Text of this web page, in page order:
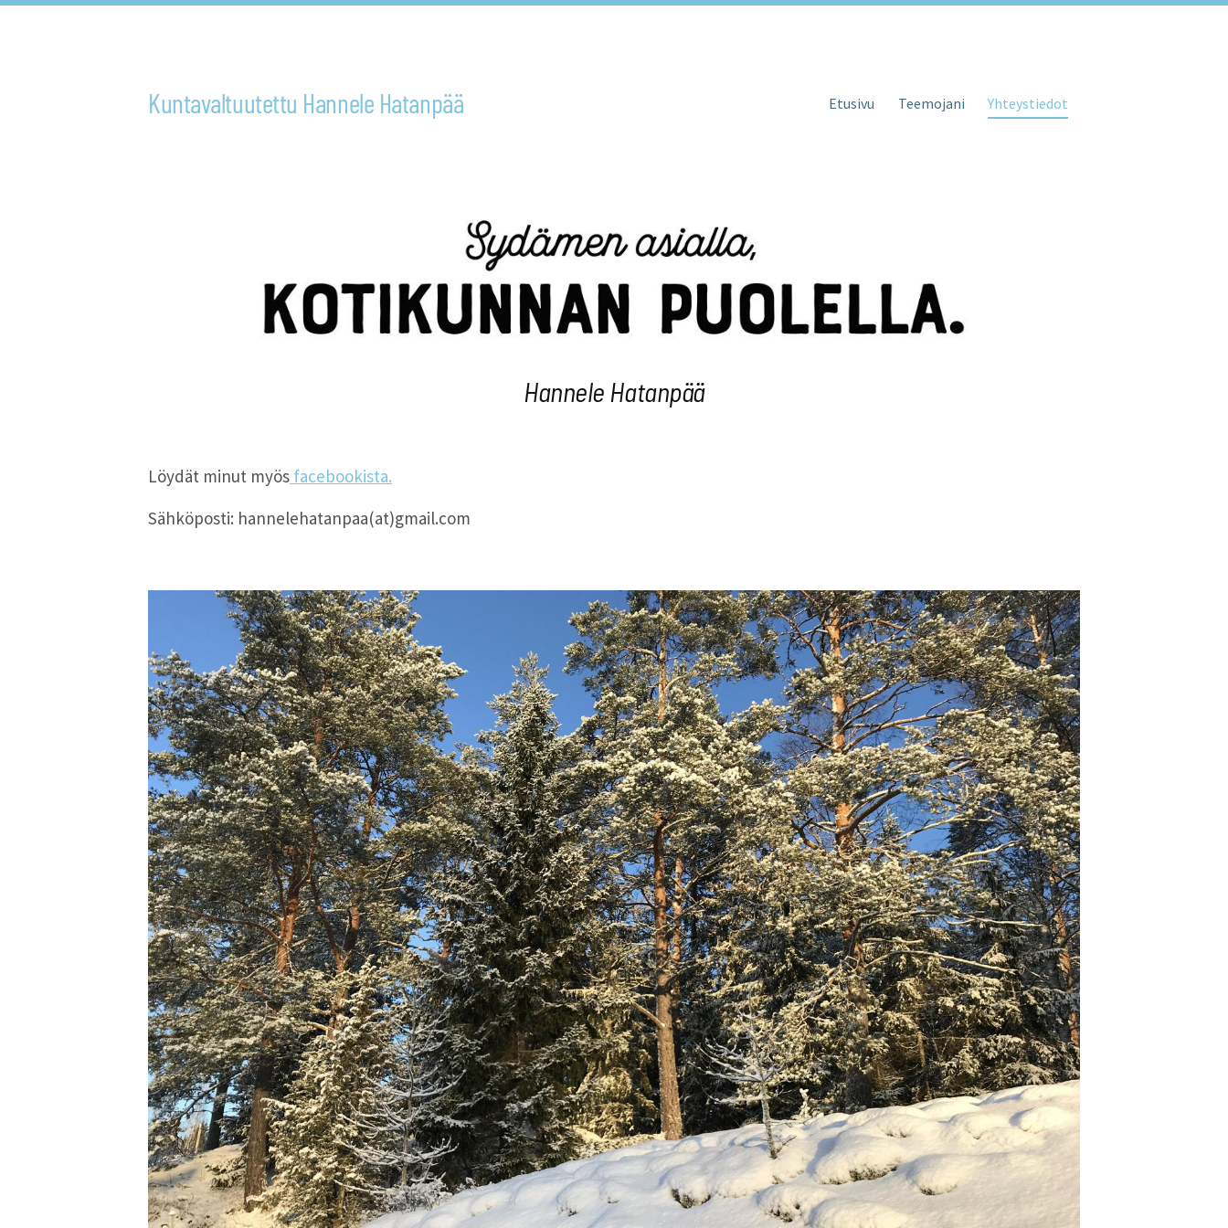
Kuntavaltuutettu Hannele Hatanpää Etusivu Teemojani Yhteystiedot
Hannele Hatanpää
Löydät minut myös facebookista.
Sähköposti: hannelehatanpaa(at)gmail.com